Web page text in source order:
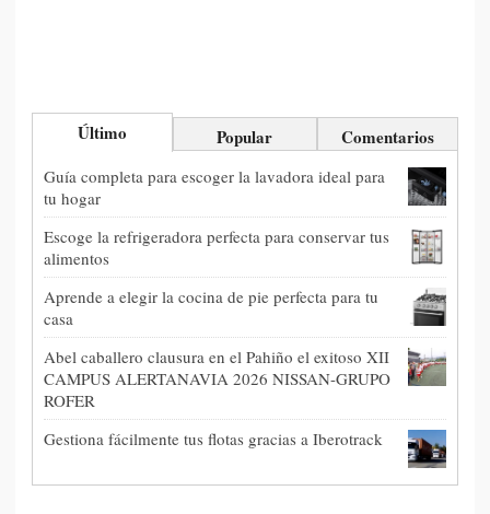
Último Popular Comentarios
Guía completa para escoger la lavadora ideal para
tu hogar
Escoge la refrigeradora perfecta para conservar tus
alimentos
Aprende a elegir la cocina de pie perfecta para tu
casa
Abel caballero clausura en el Pahiño el exitoso XII
CAMPUS ALERTANAVIA 2026 NISSAN-GRUPO
ROFER
Gestiona fácilmente tus flotas gracias a Iberotrack